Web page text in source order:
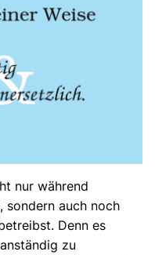
nur während
sondern auch noch
Denn es
zu